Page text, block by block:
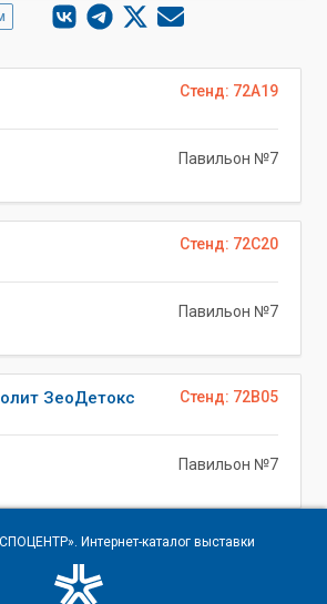
Стенд: 72A19
Павильон №7
Стенд: 72C20
Павильон №7
Стенд: 72B05
ЗеоДетокс
Павильон №7
. Интернет-каталог выставки